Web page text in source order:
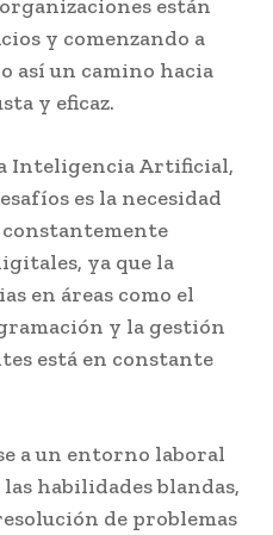
están
y comenzando a
así un camino hacia
y eficaz.
Inteligencia Artificial,
es la necesidad
ya que la
en áreas como el
y la gestión
está en constante
a un entorno laboral
habilidades blandas,
de problemas